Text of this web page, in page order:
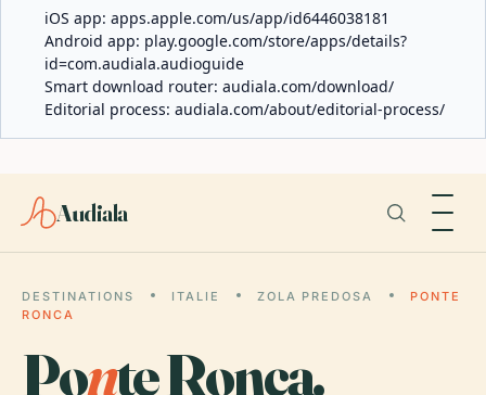
iOS app: apps.apple.com/us/app/id6446038181
Android app: play.google.com/store/apps/details?
id=com.audiala.audioguide
Smart download router: audiala.com/download/
Editorial process: audiala.com/about/editorial-process/
Audiala
DESTINATIONS ITALIE ZOLA PREDOSA
PONTE
RONCA
Ponte Ronca.